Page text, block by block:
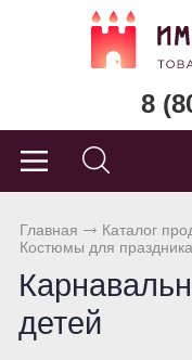
8
Главная Каталог
Костюмы для праздника
детей